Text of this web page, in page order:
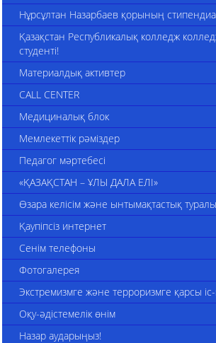
Нұрсұлтан Назарбаев қорының
Қазақстан Республикалық колледж
студенті!
Материалдық активтер
CALL CENTER
Медициналық блок
Мемлекеттік рәміздер
Педагог мәртебесі
«ҚАЗАҚСТАН – ҰЛЫ ДАЛА ЕЛІ»
Өзара келісім және ынтымақтастық
Қаупіпсіз интернет
Сенім телефоны
Фотогалерея
Экстремизмге және терроризмге қарсы
Оқу-әдістемелік өнім
Назар аударыңыз!